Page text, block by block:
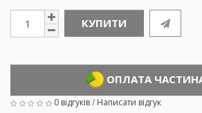
КУПИТИ
ОПЛАТА
0 відгуків/ Написати відгук